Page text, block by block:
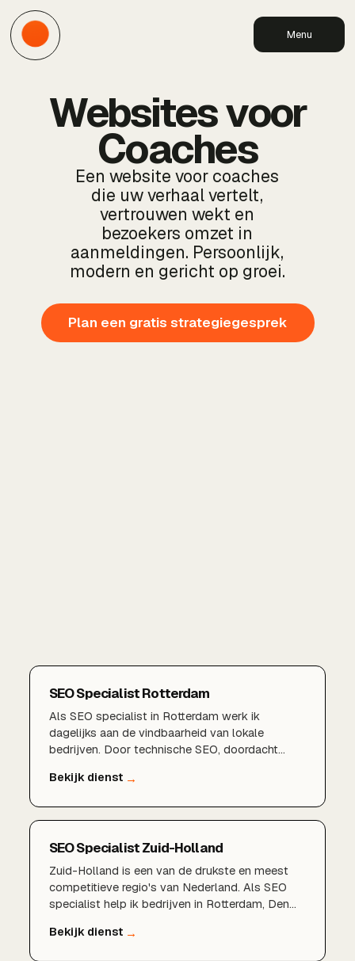
Menu
Websites voor
Coaches
Een website voor coaches
die uw verhaal vertelt,
vertrouwen wekt en
bezoekers omzet in
aanmeldingen. Persoonlijk,
modern en gericht op groei.
Plan een gratis strategiegesprek
SEO Specialist Rotterdam
Als SEO specialist in Rotterdam werk ik
dagelijks aan de vindbaarheid van lokale
bedrijven. Door technische SEO, doordacht
Bedrijfsprofiel en lokale content te combineren,
SEO Specialist Zuid-Holland
Zuid-Holland is een van de drukste en meest
competitieve regio's van Nederland. Als SEO
specialist help ik bedrijven in Rotterdam, Den
van de provincie om structureel beter vindbaar